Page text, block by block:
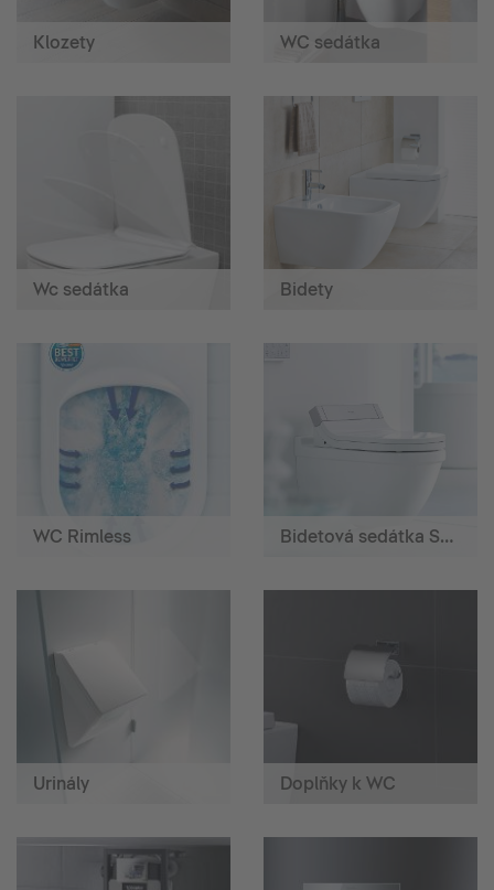
Klozety WC sedátka
Wc sedátka Bidety
WC Rimless Bidetová sedátka SensoWash®
Urinály Doplňky k WC